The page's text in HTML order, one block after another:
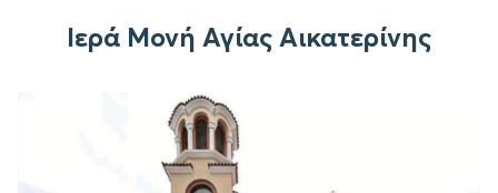
Ιερά Μονή Αγίας Αικατερίνης